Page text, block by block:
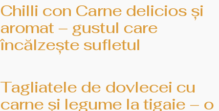
Chilli con Carne delicios și
aromat – gustul care
încălzește sufletul
Tagliatele de dovlecei cu
carne și legume la tigaie – o